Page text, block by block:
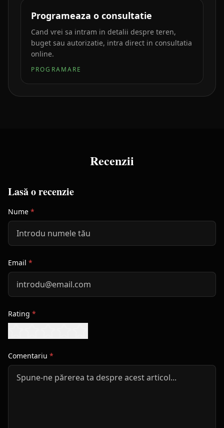
Programeaza o consultatie
Cand vrei sa intram in detalii despre teren,
buget sau autorizatie, intra direct in consultatia
online.
PROGRAMARE
Recenzii
Lasă o recenzie
Nume *
Email *
Rating *
Comentariu *